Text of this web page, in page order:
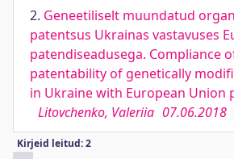
2. Geneetiliselt muundatud
patentsus Ukrainas vastavuses
patendiseadusega. Compliance
patentability of genetically
in Ukraine with European Union
Litovchenko, Valeriia 07.06.2018
Kirjeid leitud: 2